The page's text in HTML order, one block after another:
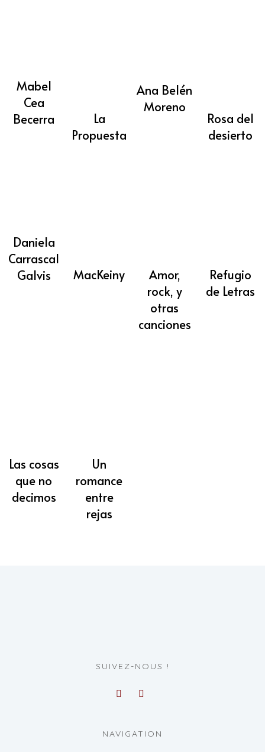
Mabel
Cea
Becerra
La
Propuesta
Ana Belén
Moreno
Rosa del
desierto
Daniela
Carrascal
Galvis
MacKeiny
Amor,
rock, y
otras
canciones
Refugio
de Letras
Las cosas
que no
decimos
Un
romance
entre
rejas
SUIVEZ-NOUS !
NAVIGATION